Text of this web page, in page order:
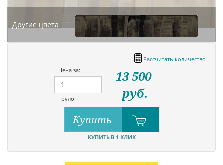
Другие цвета
Рассчитать количество
Цена за:
рулон
13 500
руб.
Купить
КУПИТЬ В 1 КЛИК